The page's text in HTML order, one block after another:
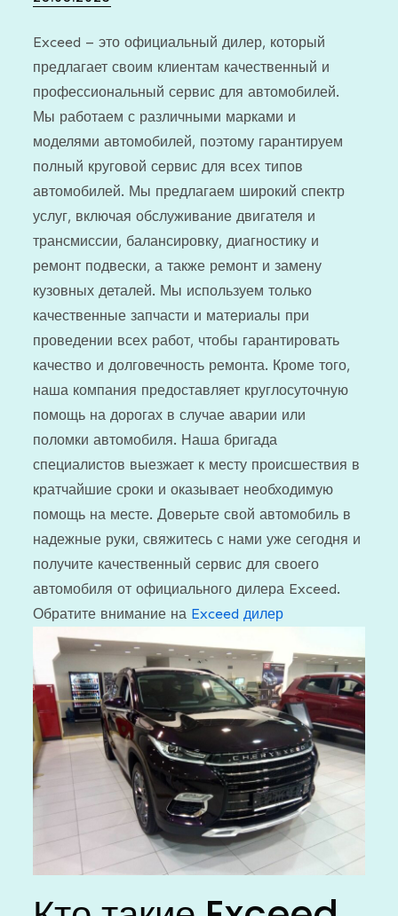
Exceed – это официальный дилер, который
предлагает своим клиентам качественный и
профессиональный сервис для автомобилей.
Мы работаем с различными марками и
моделями автомобилей, поэтому гарантируем
полный круговой сервис для всех типов
автомобилей. Мы предлагаем широкий спектр
услуг, включая обслуживание двигателя и
трансмиссии, балансировку, диагностику и
ремонт подвески, а также ремонт и замену
кузовных деталей. Мы используем только
качественные запчасти и материалы при
проведении всех работ, чтобы гарантировать
качество и долговечность ремонта. Кроме того,
наша компания предоставляет круглосуточную
помощь на дорогах в случае аварии или
поломки автомобиля. Наша бригада
специалистов выезжает к месту происшествия в
кратчайшие сроки и оказывает необходимую
помощь на месте. Доверьте свой автомобиль в
надежные руки, свяжитесь с нами уже сегодня и
получите качественный сервис для своего
автомобиля от официального дилера Exceed.
Обратите внимание на Exceed дилер